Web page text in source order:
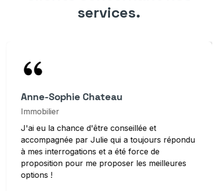
services.
Anne-Sophie Chateau
Immobilier
J'ai eu la chance d'être conseillée et
accompagnée par Julie qui a toujours répondu
à mes interrogations et a été force de
proposition pour me proposer les meilleures
options !